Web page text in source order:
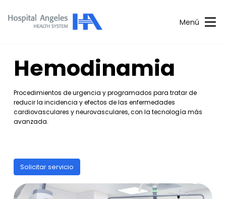
Menú
Hemodinamia
Procedimientos de urgencia y programados para tratar de
reducir la incidencia y efectos de las enfermedades
cardiovasculares y neurovasculares, con la tecnología más
avanzada.
Solicitar servicio